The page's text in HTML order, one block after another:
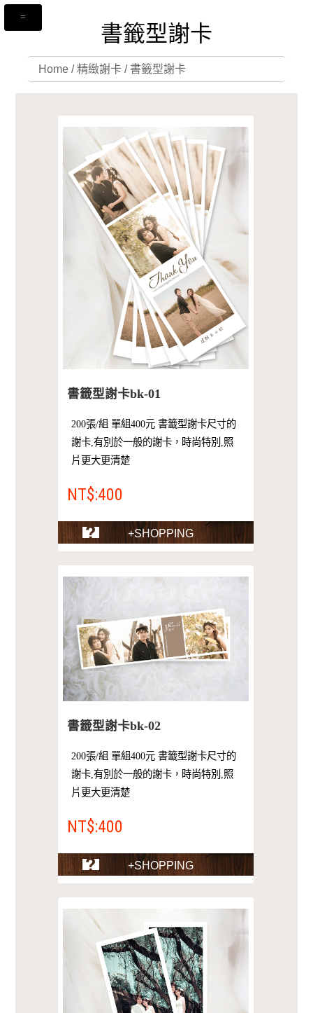
書籤型謝卡
Home/精緻謝卡/ 書籤型謝卡
書籤型謝卡bk-01
200張/組 單組400元 書籤型謝卡尺寸的
謝卡,有別於一般的謝卡，時尚特別,照
片更大更清楚
NT$:400
+SHOPPING
書籤型謝卡bk-02
200張/組 單組400元 書籤型謝卡尺寸的
謝卡,有別於一般的謝卡，時尚特別,照
片更大更清楚
NT$:400
+SHOPPING